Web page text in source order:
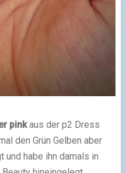
pinkaus der p2 Dress
den Grün Gelben aber
und habe ihn damals in